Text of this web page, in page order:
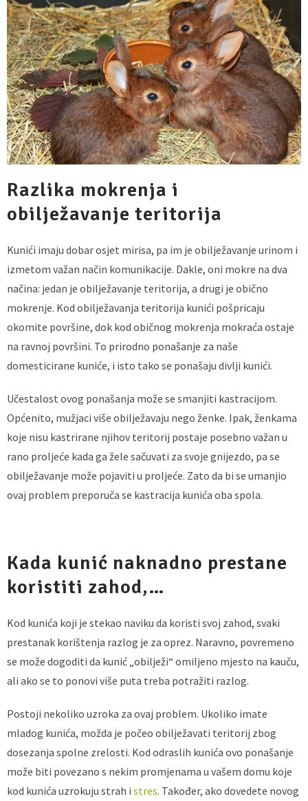
Razlika mokrenja i
obilježavanje teritorija
Kunići imaju dobar osjet mirisa, pa im je obilježavanje urinom i
izmetom važan način komunikacije. Dakle, oni mokre na dva
načina: jedan je obilježavanje teritorija, a drugi je obično
mokrenje. Kod obilježavanja teritorija kunići pošpricaju
okomite površine, dok kod običnog mokrenja mokraća ostaje
na ravnoj površini. To prirodno ponašanje za naše
domesticirane kuniće, i isto tako se ponašaju divlji kunići.
Učestalost ovog ponašanja može se smanjiti kastracijom.
Općenito, mužjaci više obilježavaju nego ženke. Ipak, ženkama
koje nisu kastrirane njihov teritorij postaje posebno važan u
rano proljeće kada ga žele sačuvati za svoje gnijezdo, pa se
obilježavanje može pojaviti u proljeće. Zato da bi se umanjio
ovaj problem preporuča se kastracija kunića oba spola.
Kada kunić naknadno prestane
koristiti zahod,…
Kod kunića koji je stekao naviku da koristi svoj zahod, svaki
prestanak korištenja razlog je za oprez. Naravno, povremeno
se može dogoditi da kunić „obilježi“ omiljeno mjesto na kauču,
ali ako se to ponovi više puta treba potražiti razlog.
Postoji nekoliko uzroka za ovaj problem. Ukoliko imate
mladog kunića, možda je počeo obilježavati teritorij zbog
dosezanja spolne zrelosti. Kod odraslih kunića ovo ponašanje
može biti povezano s nekim promjenama u vašem domu koje
kod kunića uzrokuju strah i stres. Također, ako dovedete novog